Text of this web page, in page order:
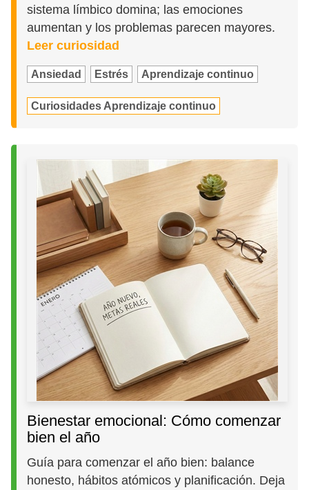
sistema límbico domina; las emociones
aumentan y los problemas parecen mayores.
Leer curiosidad
Ansiedad Estrés Aprendizaje continuo
Curiosidades Aprendizaje continuo
Bienestar emocional: Cómo comenzar
bien el año
Guía para comenzar el año bien: balance
honesto, hábitos atómicos y planificación. Deja